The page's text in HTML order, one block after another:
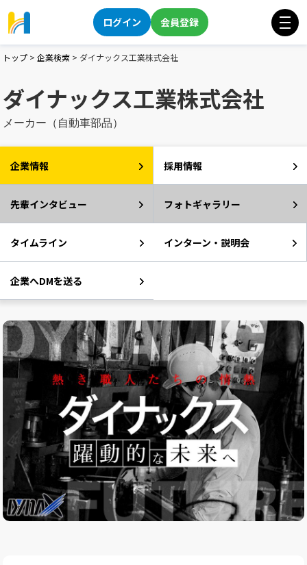
ログイン 会員登録
トップ > 企業検索 > ダイナックス工業株式会社
ダイナックス工業株式会社
メーカー（自動車部品）
企業情報 採用情報
先輩インタビュー フォトギャラリー
タイムライン インターン・説明会
企業へDMを送る